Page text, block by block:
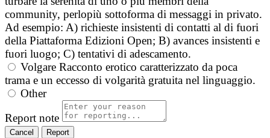
community, perlopiù sottoforma di messaggi in privato.
Ad esempio: A) richieste insistenti di contatti al di fuori
della Piattaforma Edizioni Open; B) avances insistenti e
fuori luogo; C) tentativi di adescamento.
Volgare Racconto erotico caratterizzato da poca
trama e un eccesso di volgarità gratuita nel linguaggio.
Other
Report note
Report